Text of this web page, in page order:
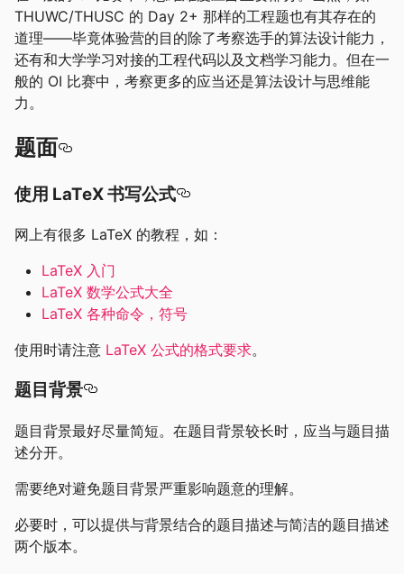
THUWC/THUSC 的 Day 2+ 那样的工程题也有其存在的
道理——毕竟体验营的目的除了考察选手的算法设计能力，
还有和大学学习对接的工程代码以及文档学习能力。但在一
般的 OI 比赛中，考察更多的应当还是算法设计与思维能
力。
题面
使用 LaTeX 书写公式
网上有很多 LaTeX 的教程，如：
LaTeX 入门
LaTeX 数学公式大全
LaTeX 各种命令，符号
使用时请注意 LaTeX 公式的格式要求。
题目背景
题目背景最好尽量简短。在题目背景较长时，应当与题目描
述分开。
需要绝对避免题目背景严重影响题意的理解。
必要时，可以提供与背景结合的题目描述与简洁的题目描述
两个版本。